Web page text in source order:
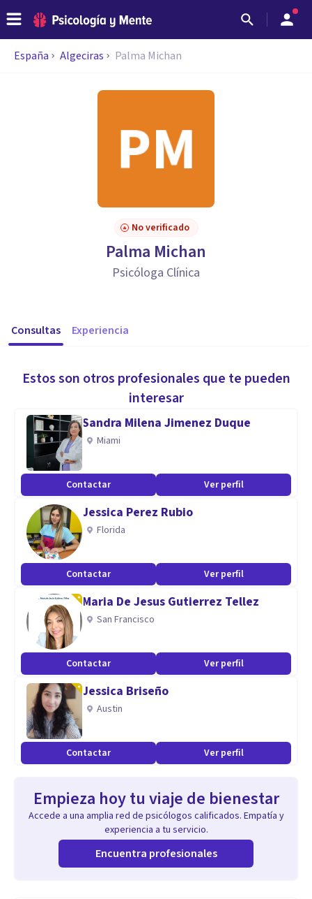
España Algeciras Palma Michan
No verificado
Palma Michan
Psicóloga Clínica
Consultas Experiencia
Estos son otros profesionales que te pueden
interesar
Sandra Milena Jimenez Duque
Miami
Contactar Ver perfil
Jessica Perez Rubio
Florida
Contactar Ver perfil
Maria De Jesus Gutierrez Tellez
San Francisco
Contactar Ver perfil
Jessica Briseño
Austin
Contactar Ver perfil
Empieza hoy tu viaje de bienestar
Accede a una amplia red de psicólogos calificados. Empatía y
experiencia a tu servicio.
Encuentra profesionales